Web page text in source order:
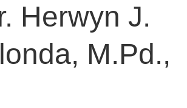
Herwyn J.
M.Pd.,